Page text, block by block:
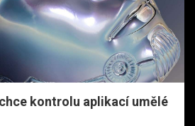
kontrolu aplikací umělé